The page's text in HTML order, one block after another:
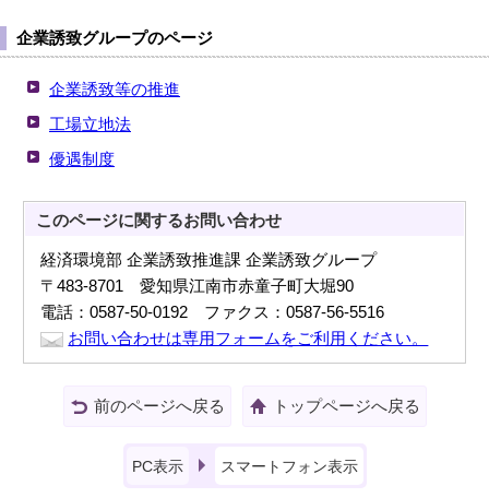
企業誘致グループのページ
企業誘致等の推進
工場立地法
優遇制度
このページに関するお問い合わせ
経済環境部 企業誘致推進課 企業誘致グループ
〒483-8701 愛知県江南市赤童子町大堀90
電話：0587-50-0192 ファクス：0587-56-5516
お問い合わせは専用フォームをご利用ください。
前のページへ戻る トップページへ戻る
PC表示 スマートフォン表示